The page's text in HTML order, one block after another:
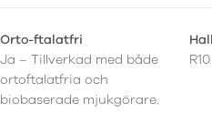
Orto-ftalatfri
Ja – Tillverkad med både
ortoftalatfria och
biobaserade mjukgörare.
R10